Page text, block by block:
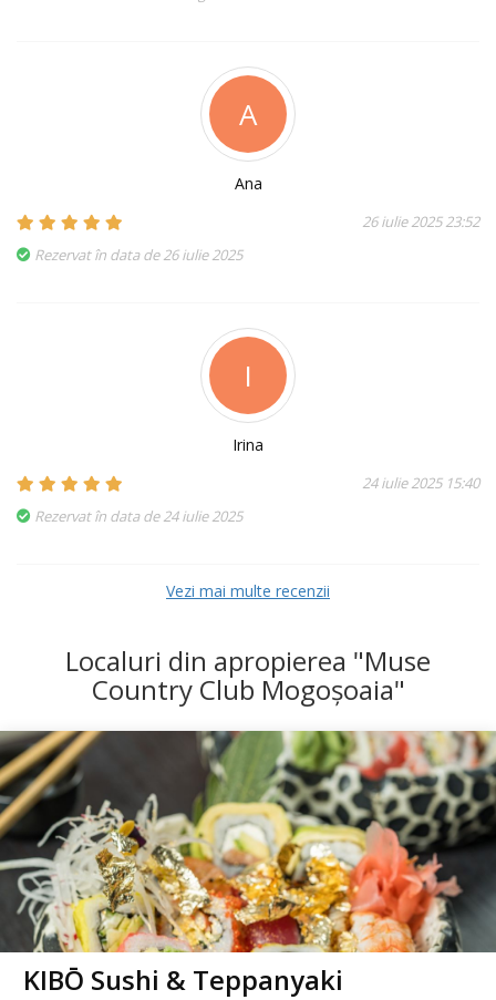
A
Ana
26 iulie 2025 23:52
Rezervat în data de 26 iulie 2025
I
Irina
24 iulie 2025 15:40
Rezervat în data de 24 iulie 2025
Vezi mai multe recenzii
Localuri din apropierea "Muse
Country Club Mogoşoaia"
KIBŌ Sushi & Teppanyaki